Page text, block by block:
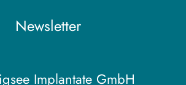
Newsletter
Implantate GmbH